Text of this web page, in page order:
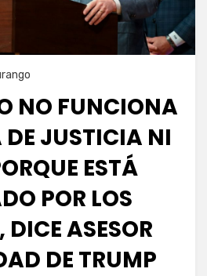
NO FUNCIONA
DE JUSTICIA NI
ESTÁ
POR LOS
DICE ASESOR
DE TRUMP